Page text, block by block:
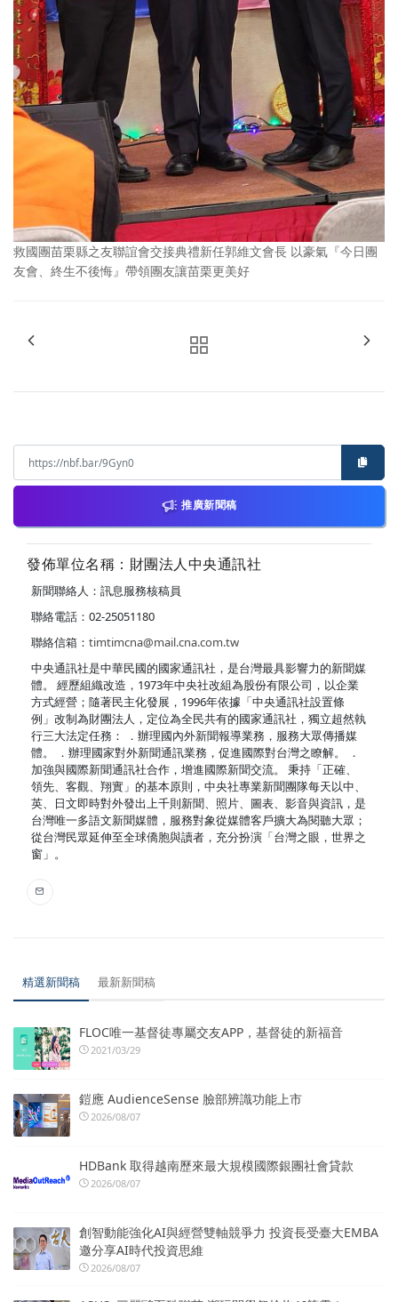
救國團苗栗縣之友聯誼會交接典禮新任郭維文會長 以豪氣『今日團
友會、終生不後悔』帶領團友讓苗栗更美好
推廣新聞稿
發佈單位名稱：財團法人中央通訊社
新聞聯絡人：訊息服務核稿員
聯絡電話：02-25051180
聯絡信箱： timtimcna@mail.cna.com.tw
中央通訊社是中華民國的國家通訊社，是台灣最具影響力的新聞媒
體。 經歷組織改造，1973年中央社改組為股份有限公司，以企業
方式經營；隨著民主化發展，1996年依據「中央通訊社設置條
例」改制為財團法人，定位為全民共有的國家通訊社，獨立超然執
行三大法定任務： ．辦理國內外新聞報導業務，服務大眾傳播媒
體。 ．辦理國家對外新聞通訊業務，促進國際對台灣之瞭解。 ．
加強與國際新聞通訊社合作，增進國際新聞交流。 秉持「正確、
領先、客觀、翔實」的基本原則，中央社專業新聞團隊每天以中、
英、日文即時對外發出上千則新聞、照片、圖表、影音與資訊，是
台灣唯一多語文新聞媒體，服務對象從媒體客戶擴大為閱聽大眾；
從台灣民眾延伸至全球僑胞與讀者，充分扮演「台灣之眼，世界之
窗」。
精選新聞稿 最新新聞稿
FLOC唯一基督徒專屬交友APP，基督徒的新福音
2021/03/29
鎧應 AudienceSense 臉部辨識功能上市
2026/08/07
HDBank 取得越南歷來最大規模國際銀團社會貸款
2026/08/07
創智動能強化AI與經營雙軸競爭力 投資長受臺大EMBA
邀分享AI時代投資思維
2026/08/07